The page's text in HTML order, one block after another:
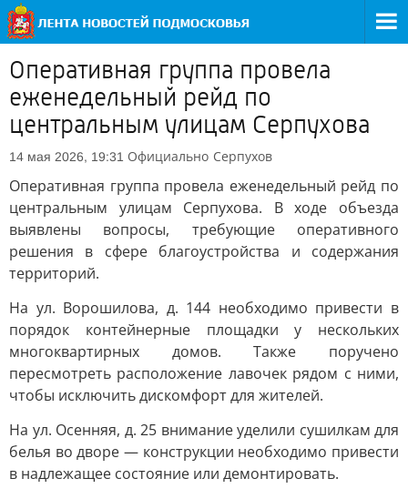
Оперативная группа провела
еженедельный рейд по
центральным улицам Серпухова
14 мая 2026, 19:31 Официально Серпухов
Оперативная группа провела еженедельный рейд по
центральным улицам Серпухова. В ходе объезда
выявлены вопросы, требующие оперативного
решения в сфере благоустройства и содержания
территорий.
На ул. Ворошилова, д. 144 необходимо привести в
порядок контейнерные площадки у нескольких
многоквартирных домов. Также поручено
пересмотреть расположение лавочек рядом с ними,
чтобы исключить дискомфорт для жителей.
На ул. Осенняя, д. 25 внимание уделили сушилкам для
белья во дворе — конструкции необходимо привести
в надлежащее состояние или демонтировать.